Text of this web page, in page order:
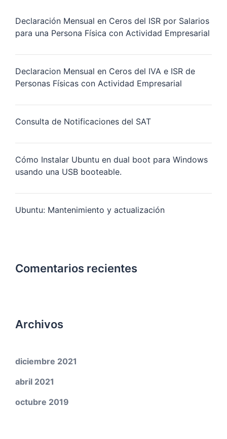
Declaración Mensual en Ceros del ISR por Salarios
para una Persona Física con Actividad Empresarial
Declaracion Mensual en Ceros del IVA e ISR de
Personas Físicas con Actividad Empresarial
Consulta de Notificaciones del SAT
Cómo Instalar Ubuntu en dual boot para Windows
usando una USB booteable.
Ubuntu: Mantenimiento y actualización
Comentarios recientes
Archivos
diciembre 2021
abril 2021
octubre 2019